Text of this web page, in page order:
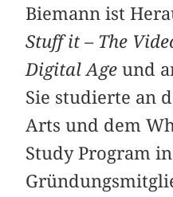
Biemann ist
Stuff it – The
Digital Age und
Sie studierte an
Arts und dem
Study Program